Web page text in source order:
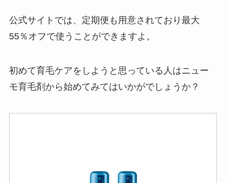
公式サイトでは、定期便も用意されており最大
55％オフで使うことができますよ。
初めて育毛ケアをしようと思っている人はニュー
モ育毛剤から始めてみてはいかがでしょうか？